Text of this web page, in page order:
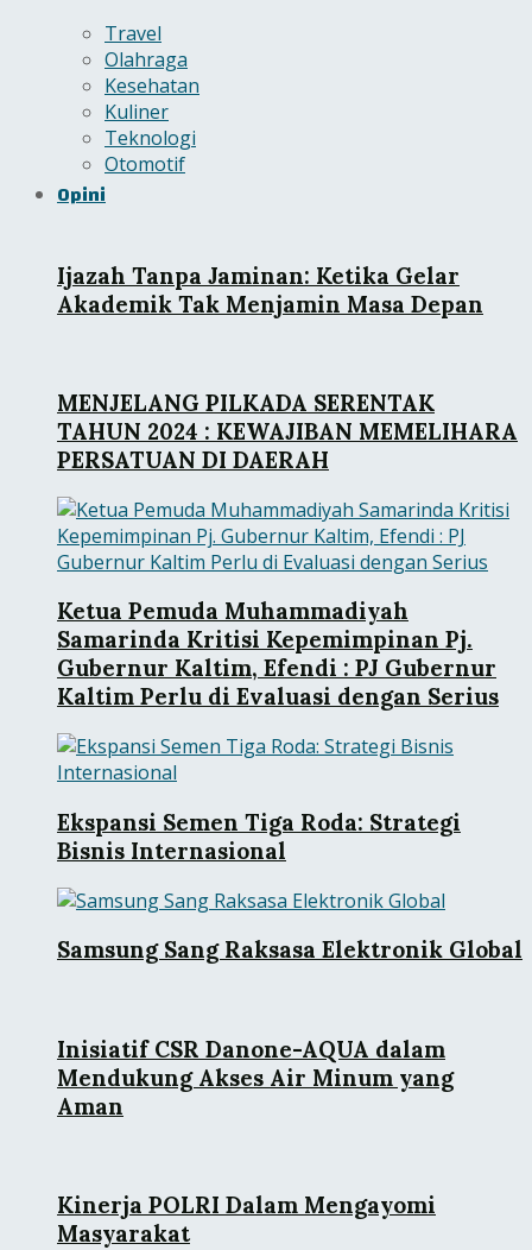
Travel
Olahraga
Kesehatan
Kuliner
Teknologi
Otomotif
Opini
Ijazah Tanpa Jaminan: Ketika Gelar
Akademik Tak Menjamin Masa Depan
MENJELANG PILKADA SERENTAK
TAHUN 2024 : KEWAJIBAN MEMELIHARA
PERSATUAN DI DAERAH
Ketua Pemuda Muhammadiyah
Samarinda Kritisi Kepemimpinan Pj.
Gubernur Kaltim, Efendi : PJ Gubernur
Kaltim Perlu di Evaluasi dengan Serius
Ekspansi Semen Tiga Roda: Strategi
Bisnis Internasional
Samsung Sang Raksasa Elektronik Global
Inisiatif CSR Danone-AQUA dalam
Mendukung Akses Air Minum yang
Aman
Kinerja POLRI Dalam Mengayomi
Masyarakat